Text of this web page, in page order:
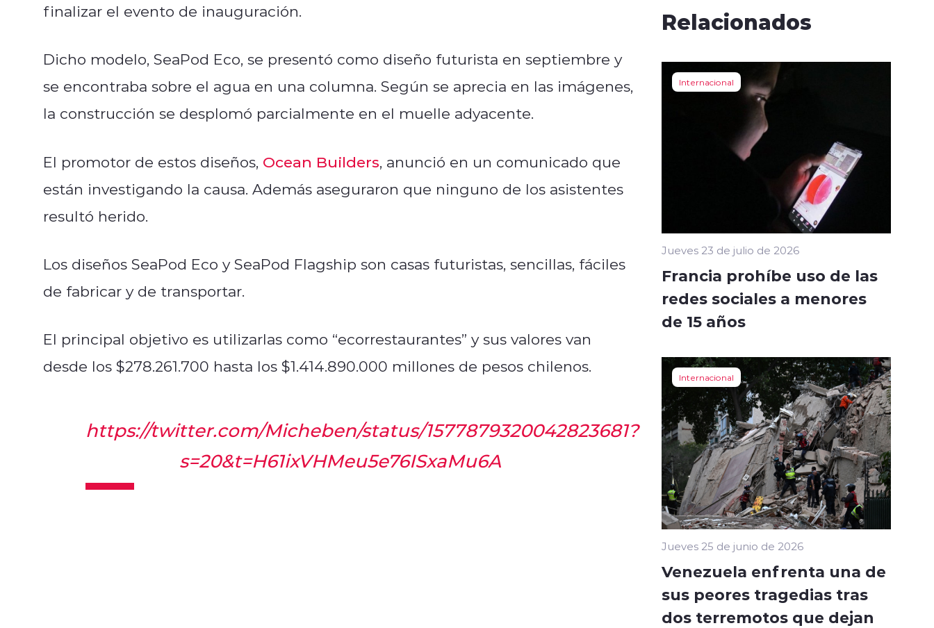
finalizar el evento de inauguración.
Dicho modelo, SeaPod Eco, se presentó como diseño futurista en septiembre y
se encontraba sobre el agua en una columna. Según se aprecia en las imágenes,
la construcción se desplomó parcialmente en el muelle adyacente.
El promotor de estos diseños, Ocean Builders, anunció en un comunicado que
están investigando la causa. Además aseguraron que ninguno de los asistentes
resultó herido.
Los diseños SeaPod Eco y SeaPod Flagship son casas futuristas, sencillas, fáciles
de fabricar y de transportar.
El principal objetivo es utilizarlas como “ecorrestaurantes” y sus valores van
desde los $278.261.700 hasta los $1.414.890.000 millones de pesos chilenos.
https://twitter.com/Micheben/status/1577879320042823681?
s=20&t=H61ixVHMeu5e76ISxaMu6A
Relacionados
Internacional
Jueves 23 de julio de 2026
Francia prohíbe uso de las
redes sociales a menores
de 15 años
Internacional
Jueves 25 de junio de 2026
Venezuela enfrenta una de
sus peores tragedias tras
dos terremotos que dejan